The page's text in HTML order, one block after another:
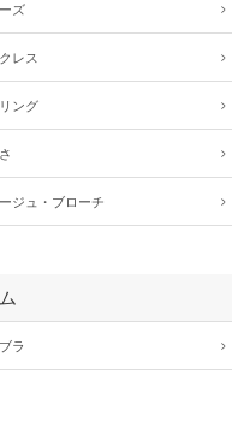
ズ
レス
ング
ジュ・ ブローチ
ラ